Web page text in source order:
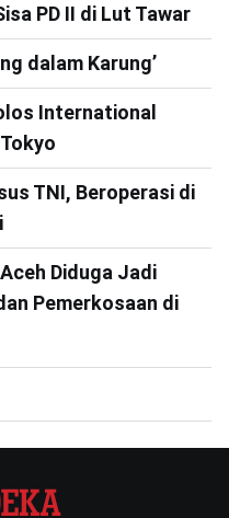
PD II di Lut Tawar
dalam Karung’
International
TNI, Beroperasi di
Diduga Jadi
Pemerkosaan di